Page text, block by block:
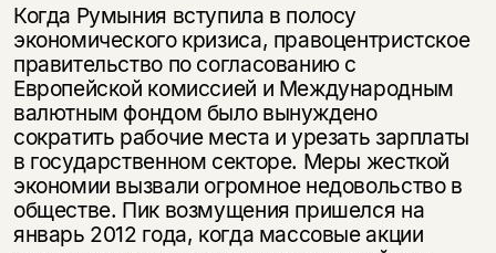
Когда Румыния вступила в полосу
экономического кризиса, правоцентристское
правительство по согласованию с
Европейской комиссией и Международным
валютным фондом было вынуждено
сократить рабочие места и урезать зарплаты
в государственном секторе. Меры жесткой
экономии вызвали огромное недовольство в
обществе. Пик возмущения пришелся на
январь 2012 года, когда массовые акции